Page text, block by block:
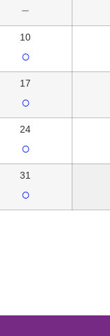
－
10
○
17
○
24
○
31
○